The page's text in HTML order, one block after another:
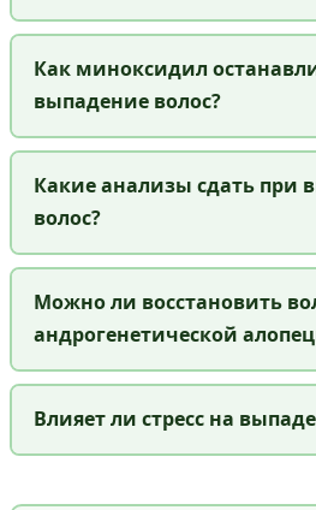
Как миноксидил
выпадение волос?
Какие анализы сдать при
волос?
Можно ли восстановить
андрогенетической
Влияет ли стресс на